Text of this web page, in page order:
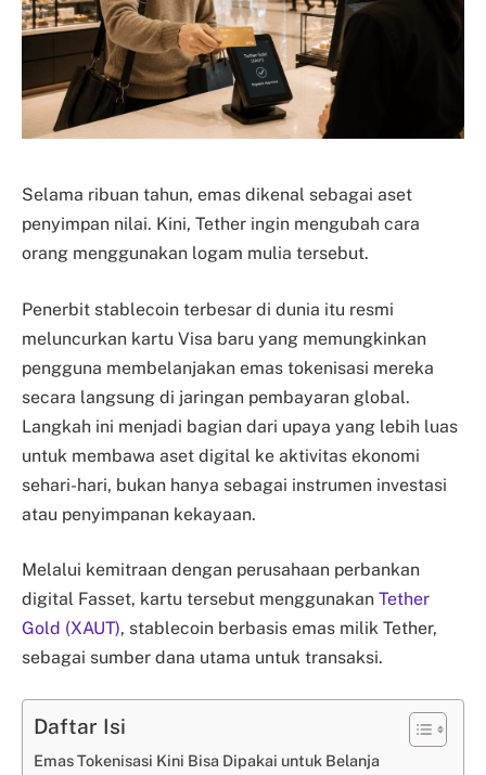
Selama ribuan tahun, emas dikenal sebagai aset
penyimpan nilai. Kini, Tether ingin mengubah cara
orang menggunakan logam mulia tersebut.
Penerbit stablecoin terbesar di dunia itu resmi
meluncurkan kartu Visa baru yang memungkinkan
pengguna membelanjakan emas tokenisasi mereka
secara langsung di jaringan pembayaran global.
Langkah ini menjadi bagian dari upaya yang lebih luas
untuk membawa aset digital ke aktivitas ekonomi
sehari-hari, bukan hanya sebagai instrumen investasi
atau penyimpanan kekayaan.
Melalui kemitraan dengan perusahaan perbankan
digital Fasset, kartu tersebut menggunakan Tether
Gold (XAUT), stablecoin berbasis emas milik Tether,
sebagai sumber dana utama untuk transaksi.
Daftar Isi
Emas Tokenisasi Kini Bisa Dipakai untuk Belanja